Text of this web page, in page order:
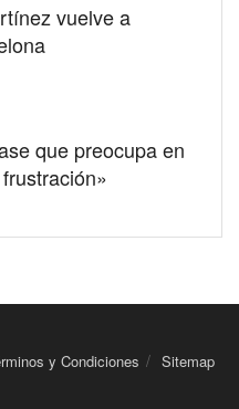
vuelve a
que preocupa en
y Condiciones Sitemap